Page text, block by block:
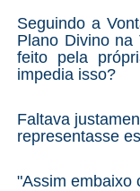
Seguindo a
Plano Divino na
feito pela
impedia isso?
Faltava
representasse
"Assim embaixo